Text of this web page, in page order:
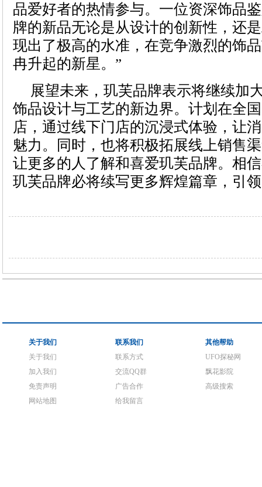
品爱好者的热情参与。一位资深饰品
牌的新品无论是从设计的创新性，还
现出了极高的水准，在竞争激烈的饰
冉升起的新星。”
展望未来，玑芙品牌表示将继续加
饰品设计与工艺的新边界。计划在全
店，通过线下门店的沉浸式体验，让
魅力。同时，也将积极拓展线上销售
让更多的人了解和喜爱玑芙品牌。相
玑芙品牌必将续写更多辉煌篇章，引
关于我们
关于我们
加入我们
免责声明
网站地图
联系我们
联系方式
交流QQ群
广告合作
给我留言
其他帮助
UFO探秘网
飘花影院
高级搜索